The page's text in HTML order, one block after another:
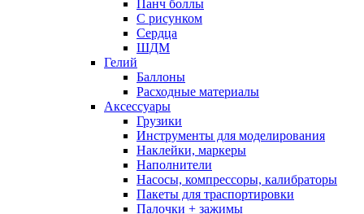
Панч боллы
С рисунком
Сердца
ШДМ
Гелий
Баллоны
Расходные материалы
Аксессуары
Грузики
Инструменты для моделирования
Наклейки, маркеры
Наполнители
Насосы, компрессоры, калибраторы
Пакеты для траспортировки
Палочки + зажимы